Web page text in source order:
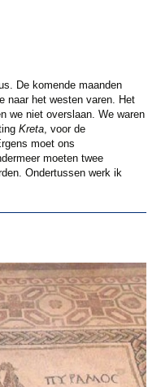
De komende maanden
naar het westen varen. Het
we niet overslaan. We waren
Kreta, voor de
moet ons
moeten twee
Ondertussen werk ik